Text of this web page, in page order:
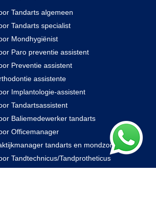
Tandarts algemeen
Tandarts specialist
Mondhygiënist
Paro preventie assistent
Preventie assistent
assistente
Implantologie-assistent
Tandartsassistent
Baliemedewerker tandarts
Officemanager
tandarts en mondzorg
Tandtechnicus/Tandprotheticus